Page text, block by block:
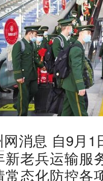
网消息 自9月1
新老兵运输服
常态化防控各